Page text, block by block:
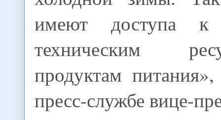
имеют доступа к
техническим
продуктам
пресс-службе вице-